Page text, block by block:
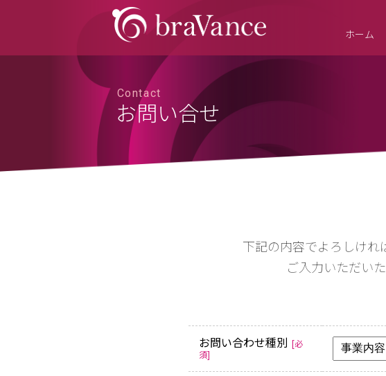
ホーム
Contact
お問い合せ
下記の内容でよろしけれ
ご入力いただい
お問い合わせ種別 [必
須]